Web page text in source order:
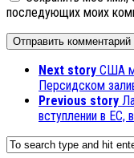
последующих моих
Next story США
Персидском
Previous story
вступлении в ЕС,